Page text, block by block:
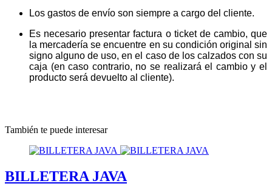
Los gastos de envío son siempre a cargo del cliente.
Es necesario presentar factura o ticket de cambio, que
la mercadería se encuentre en su condición original sin
signo alguno de uso, en el caso de los calzados con su
caja (en caso contrario, no se realizará el cambio y el
producto será devuelto al cliente).
También te puede interesar
BILLETERA JAVA